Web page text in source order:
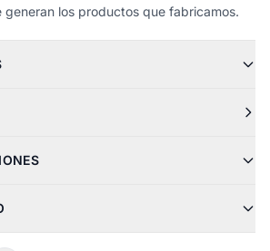
generan los productos que fabricamos.